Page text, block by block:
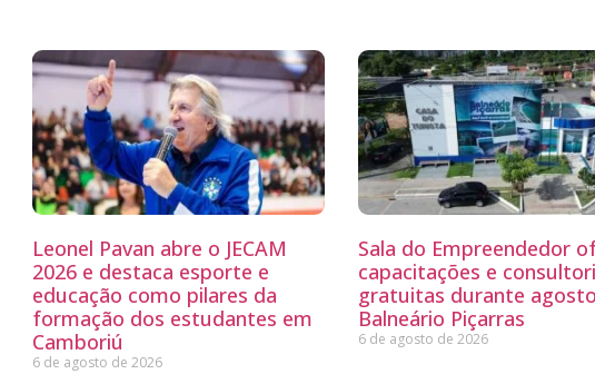
Leonel Pavan abre o JECAM
2026 e destaca esporte e
educação como pilares da
formação dos estudantes em
Camboriú
6 de agosto de 2026
Sala do Empreendedor
capacitações e
gratuitas durante
Balneário Piçarras
6 de agosto de 2026